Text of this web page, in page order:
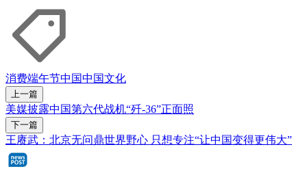
消费端午节中国中国文化
上一篇
美媒披露中国第六代战机“歼-36”正面照
下一篇
王赓武：北京无问鼎世界野心 只想专注“让中国变得更伟大”